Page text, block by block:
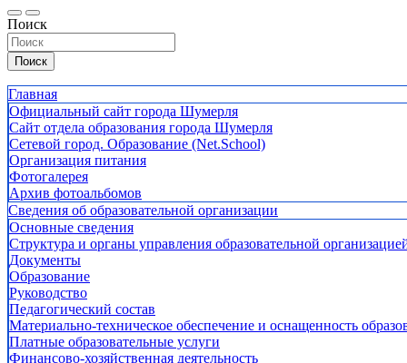
Поиск
Поиск
Главная
Официальный сайт города Шумерля
Сайт отдела образования города Шумерля
Сетевой город. Образование (Net.School)
Организация питания
Фотогалерея
Архив фотоальбомов
Сведения об образовательной организации
Основные сведения
Структура и органы управления образовательной
Документы
Образование
Руководство
Педагогический состав
Материально-техническое обеспечение и оснащенность
Платные образовательные услуги
Финансово-хозяйственная деятельность